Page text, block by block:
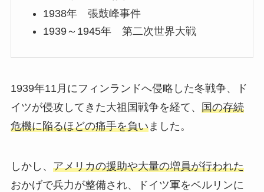
1938年 張鼓峰事件
1939～1945年 第二次世界大戦
1939年11月にフィンランドへ侵略した冬戦争、ド
イツが侵攻してきた大祖国戦争を経て、 国の存続
危機に陥るほどの痛手を負いました。
しかし、 アメリカの援助や大量の増員が行われた
おかげで兵力が整備され、ドイツ軍をベルリンに